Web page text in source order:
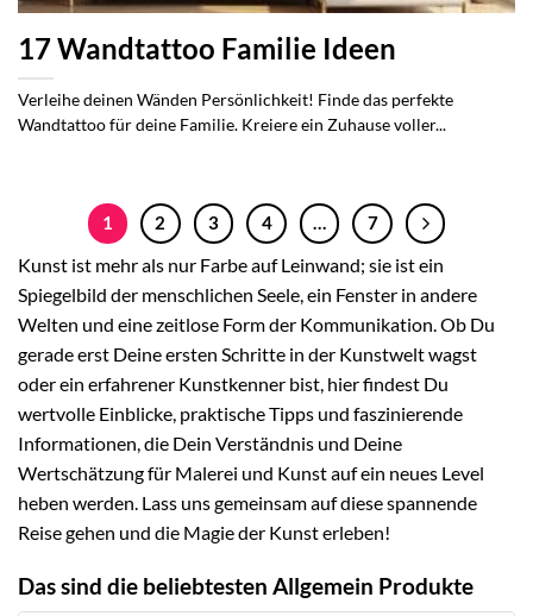
17 Wandtattoo Familie Ideen
Verleihe deinen Wänden Persönlichkeit! Finde das perfekte
Wandtattoo für deine Familie. Kreiere ein Zuhause voller...
1 2 3 4 … 7
Kunst ist mehr als nur Farbe auf Leinwand; sie ist ein
Spiegelbild der menschlichen Seele, ein Fenster in andere
Welten und eine zeitlose Form der Kommunikation. Ob Du
gerade erst Deine ersten Schritte in der Kunstwelt wagst
oder ein erfahrener Kunstkenner bist, hier findest Du
wertvolle Einblicke, praktische Tipps und faszinierende
Informationen, die Dein Verständnis und Deine
Wertschätzung für Malerei und Kunst auf ein neues Level
heben werden. Lass uns gemeinsam auf diese spannende
Reise gehen und die Magie der Kunst erleben!
Das sind die beliebtesten Allgemein Produkte